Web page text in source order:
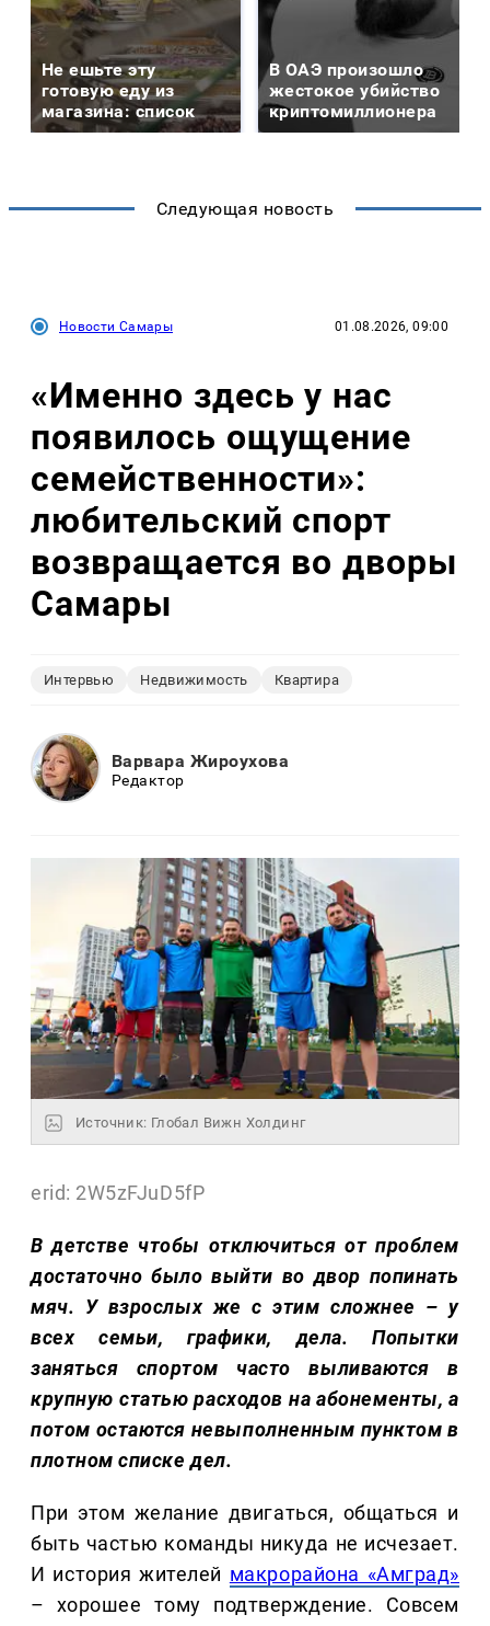
Не ешьте эту
готовую еду из
магазина: список
В ОАЭ произошло
жестокое убийство
криптомиллионера
Следующая новость
Новости Самары 01.08.2026, 09:00
«Именно здесь у нас
появилось ощущение
семейственности»:
любительский спорт
возвращается во дворы
Самары
Интервью Недвижимость Квартира
Варвара Жироухова
Редактор
Источник: Глобал Вижн Холдинг
erid: 2W5zFJuD5fP
В детстве чтобы отключиться от проблем
достаточно было выйти во двор попинать
мяч. У взрослых же с этим сложнее – у
всех семьи, графики, дела. Попытки
заняться спортом часто выливаются в
крупную статью расходов на абонементы, а
потом остаются невыполненным пунктом в
плотном списке дел.
При этом желание двигаться, общаться и
быть частью команды никуда не исчезает.
И история жителей макрорайона «Амград»
– хорошее тому подтверждение. Совсем